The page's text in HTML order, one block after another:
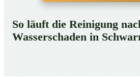
So läuft die Reinigung
Wasserschaden in